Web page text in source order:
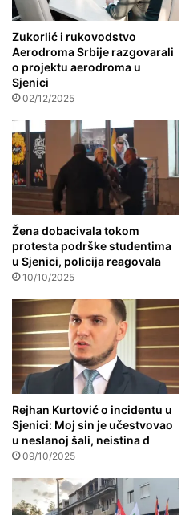
Zukorlić i rukovodstvo
Aerodroma Srbije razgovarali
o projektu aerodroma u
Sjenici
02/12/2025
Žena dobacivala tokom
protesta podrške studentima
u Sjenici, policija reagovala
10/10/2025
Rejhan Kurtović o incidentu u
Sjenici: Moj sin je učestvovao
u neslanoj šali, neistina d
09/10/2025